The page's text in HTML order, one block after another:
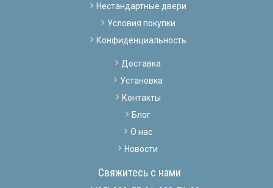
Нестандартные двери
Условия покупки
Конфиденциальность
Доставка
Установка
Контакты
Блог
О нас
Новости
Свяжитесь с нами